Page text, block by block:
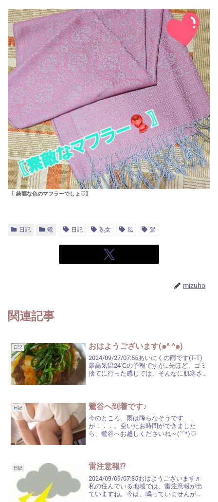
〖綺麗な色のマフラーでしょ♡〗
日記 鶯 日記 熟女 風 鶯
mizuho
関連記事
日記 おはようございます(๑^ ^๑)
2024/09/27/07:55あいにくの雨です(T-T)
最高気温24℃の予報ですが…先ほど、ゴミ
捨てに行った感じでは、そんなに肌寒さ
日記 鶯谷へ到着です♪
今のところ、雨は降らなそうです
が．．．。空いたお時間ができました
ら、鶯谷へお越しくださいね～(ˊ˘ˋ*)♡
日記 雷注意報⁉
2024/09/09/07:35おはようございます♬
私の住んでいる地域では、雷注意報が出
ていますね。今は、鳴っていませんが